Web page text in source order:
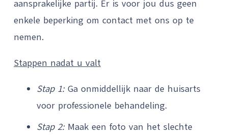
aansprakelijke partij. Er is voor jou dus geen
enkele beperking om contact met ons op te
nemen.
Stappen nadat u valt
Stap 1:Ga onmiddellijk naar de huisarts
voor professionele behandeling.
Stap 2:Maak een foto van het slechte